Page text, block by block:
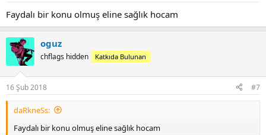
Faydalı bir konu olmuş eline sağlık hocam
oguz
chflags hidden Katkıda Bulunan
16 Şub 2018 #7
daRkneSs:
Faydalı bir konu olmuş eline sağlık hocam